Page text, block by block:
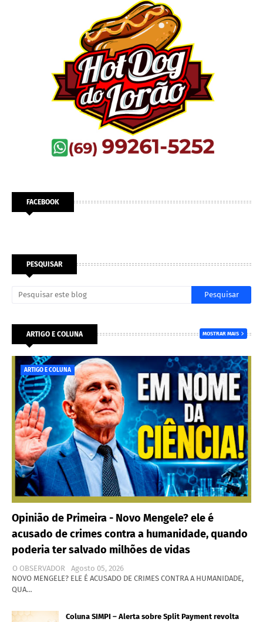
FACEBOOK
PESQUISAR
ARTIGO E COLUNA MOSTRAR MAIS
ARTIGO E COLUNA
Opinião de Primeira - Novo Mengele? ele é
acusado de crimes contra a humanidade, quando
poderia ter salvado milhões de vidas
O OBSERVADOR
Agosto 05, 2026
NOVO MENGELE? ELE É ACUSADO DE CRIMES CONTRA A HUMANIDADE,
QUA…
Coluna SIMPI – Alerta sobre Split Payment revolta